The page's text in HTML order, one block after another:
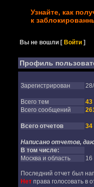
Узнайте, как
к
Вы не вошли [Войти ]
Профиль
Зарегистрирован
Всего тем
43
Всего сообщений
Всего отчетов 34
Написано отчетов,
В том числе:
Москва и область
16
Последний отчет был
Нетправа голосовать в